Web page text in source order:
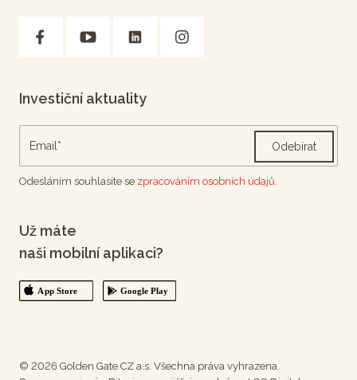
Investiční aktuality
Odebírat
Odesláním souhlasíte se zpracováním osobních údajů.
Už máte
naši mobilní aplikaci?
© 2026 Golden Gate CZ a.s. Všechna práva vyhrazena.